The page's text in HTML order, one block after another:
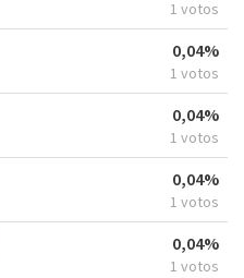
1 votos
0,04%
1 votos
0,04%
1 votos
0,04%
1 votos
0,04%
1 votos